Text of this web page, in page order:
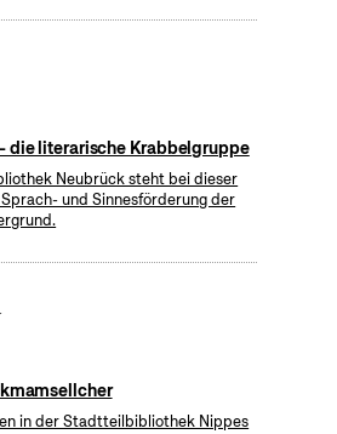
die literarische Krabbelgruppe
Neubrück steht bei dieser
und Sinnesförderung der
in der Stadtteilbibliothek Nippes